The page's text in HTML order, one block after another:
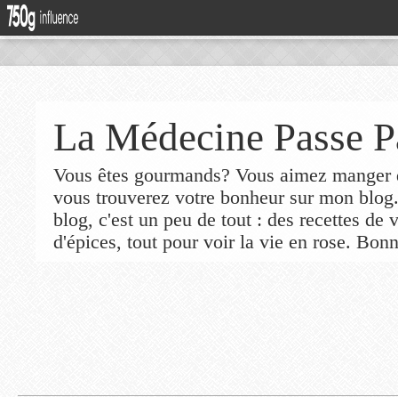
La Médecine Passe
Vous êtes gourmands? Vous aimez
vous trouverez votre bonheur sur mon
blog, c'est un peu de tout : des recettes de
d'épices, tout pour voir la vie en rose.